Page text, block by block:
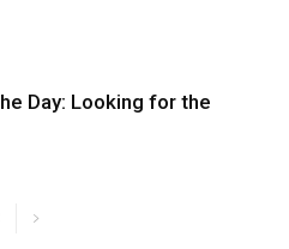
Day: Looking for the